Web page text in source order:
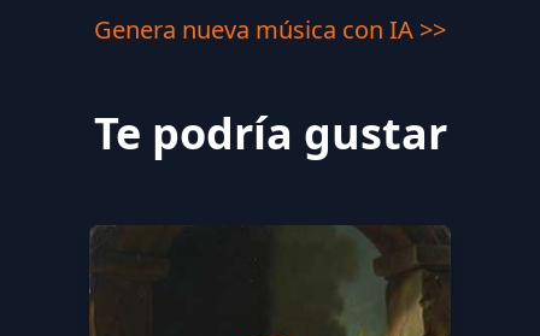
Genera nueva música con IA >>
Te podría gustar